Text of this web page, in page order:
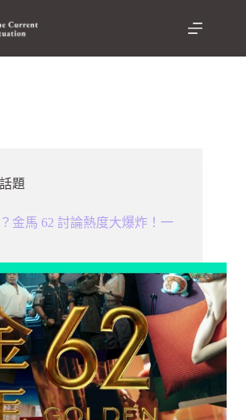
題
金馬 62 討論熱度大爆炸！一